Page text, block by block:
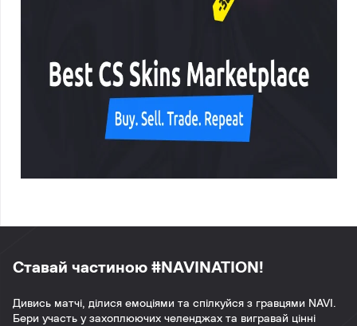
Ставай частиною #NAVINATION!
Дивись матчі, ділися емоціями та спілкуйся з гравцями NAVI.
Бери участь у захоплюючих челенджах та вигравай цінні